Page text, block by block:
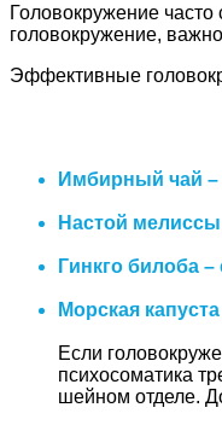
Головокружение
головокружение,
Эффективные
Имбирный чай –
Настой
Гинкго билоба
Морская
Если
психосоматика
шейном отделе.